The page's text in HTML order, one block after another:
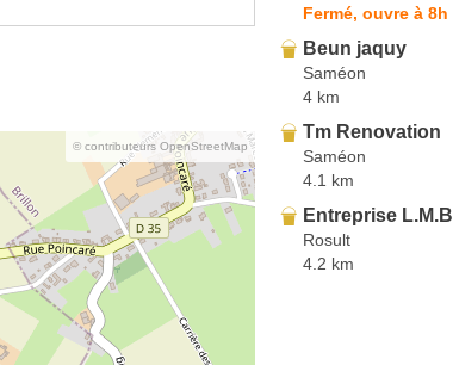
© contributeurs OpenStreetMap
Fermé, ouvre à 8h
Beun jaquy
Saméon
4 km
Tm Renovation
Saméon
4.1 km
Entreprise L.M.B
Rosult
4.2 km